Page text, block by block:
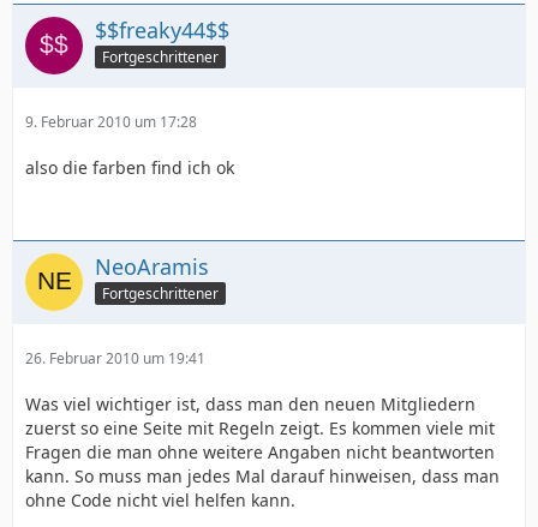
$$freaky44$$
Fortgeschrittener
9. Februar 2010 um 17:28
also die farben find ich ok
NeoAramis
Fortgeschrittener
26. Februar 2010 um 19:41
Was viel wichtiger ist, dass man den neuen Mitgliedern
zuerst so eine Seite mit Regeln zeigt. Es kommen viele mit
Fragen die man ohne weitere Angaben nicht beantworten
kann. So muss man jedes Mal darauf hinweisen, dass man
ohne Code nicht viel helfen kann.